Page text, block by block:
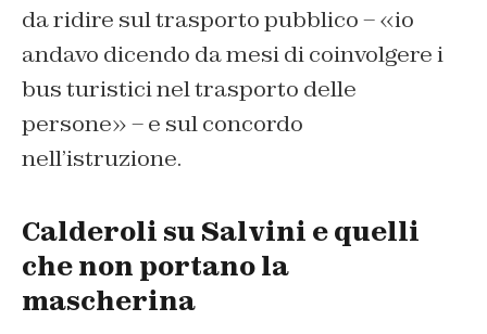
da ridire sul trasporto pubblico – «io
andavo dicendo da mesi di coinvolgere i
bus turistici nel trasporto delle
persone» – e sul concordo
nell’istruzione.
Calderoli su Salvini e quelli
che non portano la
mascherina